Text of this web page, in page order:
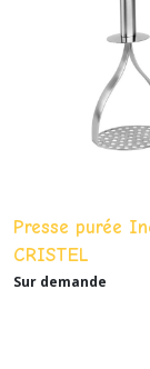
Presse purée
CRISTEL
Sur demande